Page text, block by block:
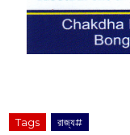
Tags রাজ্য#